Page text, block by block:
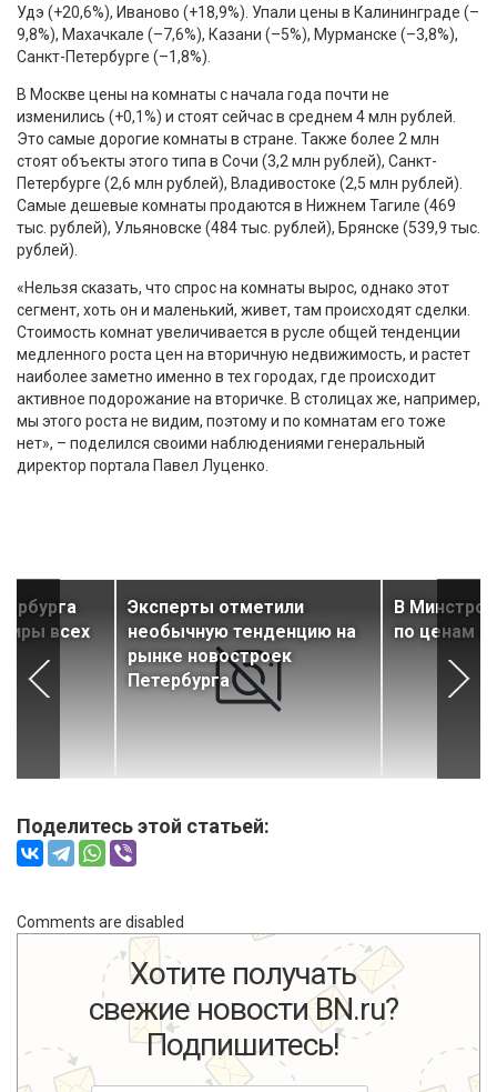
Удэ (+20,6%), Иваново (+18,9%). Упали цены в Калининграде (–
9,8%), Махачкале (–7,6%), Казани (–5%), Мурманске (–3,8%),
Санкт-Петербурге (–1,8%).
В Москве цены на комнаты с начала года почти не
изменились (+0,1%) и стоят сейчас в среднем 4 млн рублей.
Это самые дорогие комнаты в стране. Также более 2 млн
стоят объекты этого типа в Сочи (3,2 млн рублей), Санкт-
Петербурге (2,6 млн рублей), Владивостоке (2,5 млн рублей).
Самые дешевые комнаты продаются в Нижнем Тагиле (469
тыс. рублей), Ульяновске (484 тыс. рублей), Брянске (539,9 тыс.
рублей).
«Нельзя сказать, что спрос на комнаты вырос, однако этот
сегмент, хоть он и маленький, живет, там происходят сделки.
Стоимость комнат увеличивается в русле общей тенденции
медленного роста цен на вторичную недвижимость, и растет
наиболее заметно именно в тех городах, где происходит
активное подорожание на вторичке. В столицах же, например,
мы этого роста не видим, поэтому и по комнатам его тоже
нет», – поделился своими наблюдениями генеральный
директор портала Павел Луценко.
всех
Эксперты отметили
необычную тенденцию на
рынке новостроек
Петербурга
В
по ценам
Поделитесь этой статьей:
Comments are disabled
Хотите получать
свежие новости BN.ru?
Подпишитесь!